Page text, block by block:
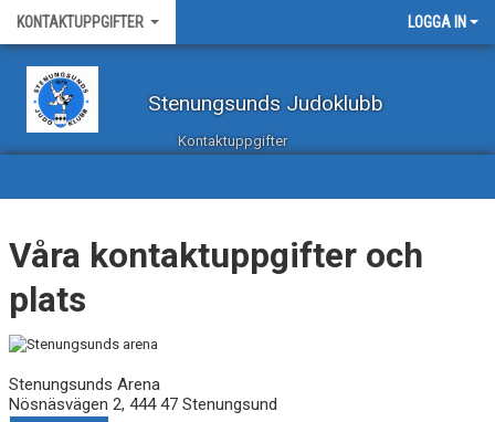
KONTAKTUPPGIFTER LOGGA IN
Stenungsunds Judoklubb
Kontaktuppgifter
Våra kontaktuppgifter och
plats
Stenungsunds Arena
Nösnäsvägen 2, 444 47 Stenungsund